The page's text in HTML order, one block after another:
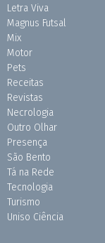
Letra Viva
Magnus Futsal
Mix
Motor
Pets
Receitas
Revistas
Necrologia
Outro Olhar
Presença
São Bento
Tá na Rede
Tecnologia
Turismo
Uniso Ciência